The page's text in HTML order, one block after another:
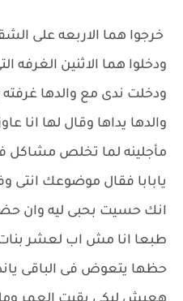
خرجوا هما الاربعه على
ودخلوا هما الاثنين الغرفه
ودخلت ندى مع والدها
والدها يداها وقال لها انا
مأجلينه لما تخلص مشاكل
يابابا فقال موضوعك انتى
انك حسيت بحبى ليه وان
طبعا انا مش اب لعشر
حظها يتعوض فى الباقى